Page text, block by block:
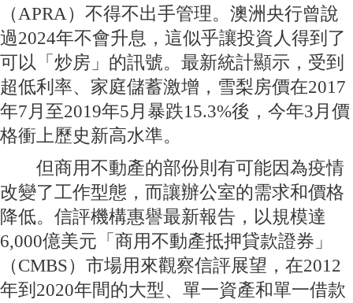
（APRA）不得不出手管理。澳洲央行曾說
過2024年不會升息，這似乎讓投資人得到了
可以「炒房」的訊號。最新統計顯示，受到
超低利率、家庭儲蓄激增，雪梨房價在2017
年7月至2019年5月暴跌15.3%後，今年3月價
格衝上歷史新高水準。
但商用不動產的部份則有可能因為疫情
改變了工作型態，而讓辦公室的需求和價格
降低。信評機構惠譽最新報告，以規模達
6,000億美元「商用不動產抵押貸款證券」
（CMBS）市場用來觀察信評展望，在2012
年到2020年間的大型、單一資產和單一借款